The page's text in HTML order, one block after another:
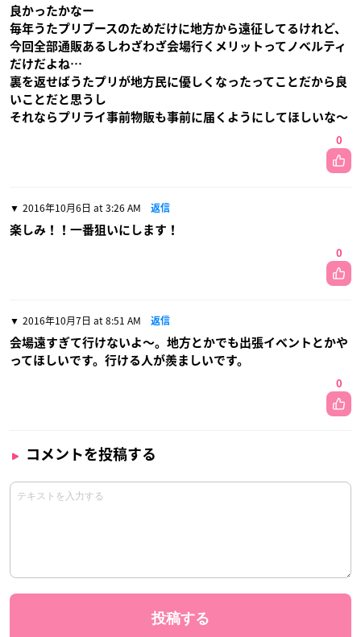
良かったかなー
毎年うたプリブースのためだけに地方から遠征してるけれど、
今回全部通販あるしわざわざ会場行くメリットってノベルティ
だけだよね…
裏を返せばうたプリが地方民に優しくなったってことだから良
いことだと思うし
それならプリライ事前物販も事前に届くようにしてほしいな〜
0
2016年10月6日 at 3:26 AM 返信
楽しみ！！一番狙いにします！
0
2016年10月7日 at 8:51 AM 返信
会場遠すぎて行けないよ〜。地方とかでも出張イベントとかや
ってほしいです。行ける人が羨ましいです。
0
コメントを投稿する